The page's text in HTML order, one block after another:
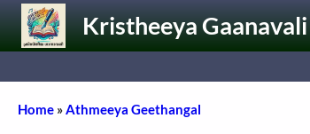
Skip to main contentKristheeya Gaanavali
Breadcrumb
Home Athmeeya Geethangal